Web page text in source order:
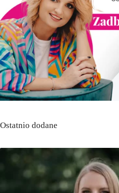
Ostatnio dodane